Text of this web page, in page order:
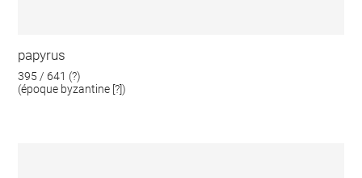
papyrus
395 / 641 (?)
(époque byzantine [?])